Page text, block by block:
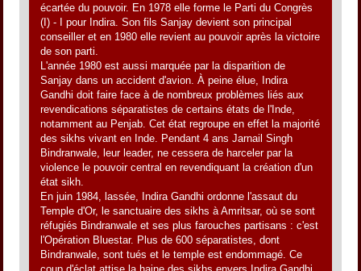
écartée du pouvoir. En 1978 elle forme le Parti du Congrès
(I) - I pour Indira. Son fils Sanjay devient son principal
conseiller et en 1980 elle revient au pouvoir après la victoire
de son parti.
L'année 1980 est aussi marquée par la disparition de
Sanjay dans un accident d'avion. À peine élue, Indira
Gandhi doit faire face à de nombreux problèmes liés aux
revendications séparatistes de certains états de l'Inde,
notamment au Penjab. Cet état regroupe en effet la majorité
des sikhs vivant en Inde. Pendant 4 ans Jarnail Singh
Bindranwale, leur leader, ne cessera de harceler par la
violence le pouvoir central en revendiquant la création d'un
état sikh.
En juin 1984, lassée, Indira Gandhi ordonne l'assaut du
Temple d'Or, le sanctuaire des sikhs à Amritsar, où se sont
réfugiés Bindranwale et ses plus farouches partisans : c'est
l'Opération Bluestar. Plus de 600 séparatistes, dont
Bindranwale, sont tués et le temple est endommagé. Ce